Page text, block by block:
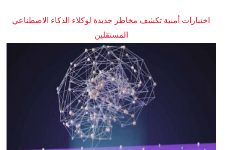
اختبارات أمنية تكشف مخاطر جديدة لوكلاء الذكاء الاصطناعي
المستقلين